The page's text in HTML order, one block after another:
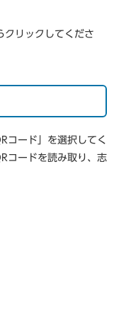
リックしてくださ
コード」を選択してく
コードを読み取り、志